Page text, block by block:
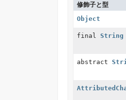
修飾子と型
Object
final String
abstract